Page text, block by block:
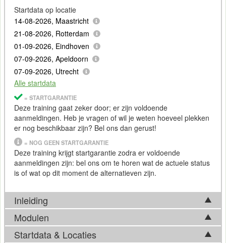
Startdata op locatie
14-08-2026, Maastricht
21-08-2026, Rotterdam
01-09-2026, Eindhoven
07-09-2026, Apeldoorn
07-09-2026, Utrecht
Alle startdata
= STARTGARANTIE
Deze training gaat zeker door; er zijn voldoende
aanmeldingen. Heb je vragen of wil je weten hoeveel plekken
er nog beschikbaar zijn? Bel ons dan gerust!
= NOG GEEN STARTGARANTIE
Deze training krijgt startgarantie zodra er voldoende
aanmeldingen zijn: bel ons om te horen wat de actuele status
is of wat op dit moment de alternatieven zijn.
Inleiding
SystemsSecurityCertified Practitioner
Modulen
Tijdens de Training Systems Security Certified Practitioner
Startdata & Locaties